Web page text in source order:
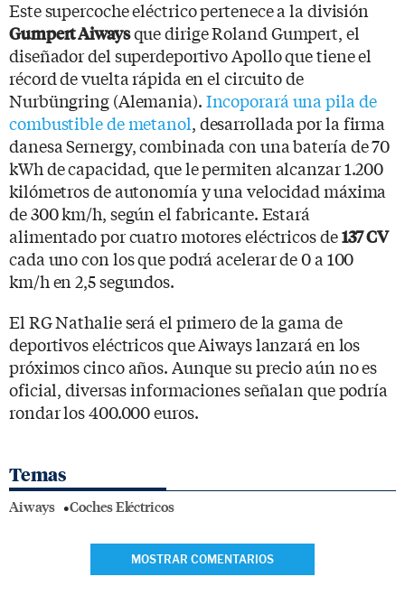
Este supercoche eléctrico pertenece a la división
Gumpert Aiwaysque dirige Roland Gumpert, el
diseñador del superdeportivo Apollo que tiene el
récord de vuelta rápida en el circuito de
Nurbüngring (Alemania).Incoporará una pila de
combustible de metanol, desarrollada por la firma
danesa Sernergy, combinada con una batería de 70
kWh de capacidad, que le permiten alcanzar 1.200
kilómetros de autonomía y una velocidad máxima
de 300 km/h, según el fabricante. Estará
alimentado por cuatro motores eléctricos de137 CV
cada uno con los que podrá acelerar de 0 a 100
km/h en 2,5 segundos.
El RG Nathalie será el primero de la gama de
deportivos eléctricos que Aiways lanzará en los
próximos cinco años. Aunque su precio aún no es
oficial, diversas informaciones señalan que podría
rondar los 400.000 euros.
Temas
Aiways Coches Eléctricos
MOSTRAR COMENTARIOS